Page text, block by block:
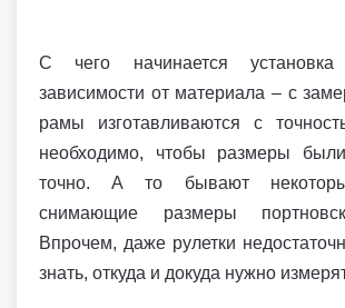
С чего начинается
зависимости от материала – с
рамы изготавливаются с
необходимо, чтобы размеры
точно. А то бывают
снимающие размеры
Впрочем, даже рулетки
знать, откуда и докуда нужно